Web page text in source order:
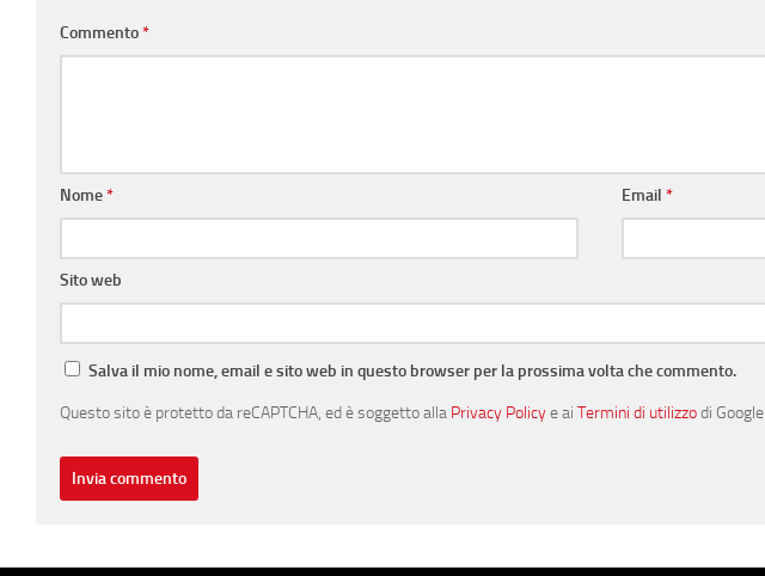
Commento*
Nome* Email*
Sito web
Salva il mio nome, email e sito web in questo browser per la prossima volta che commento.
Questo sito è protetto da reCAPTCHA, ed è soggetto alla Privacy Policye ai Termini di utilizzodi Google.